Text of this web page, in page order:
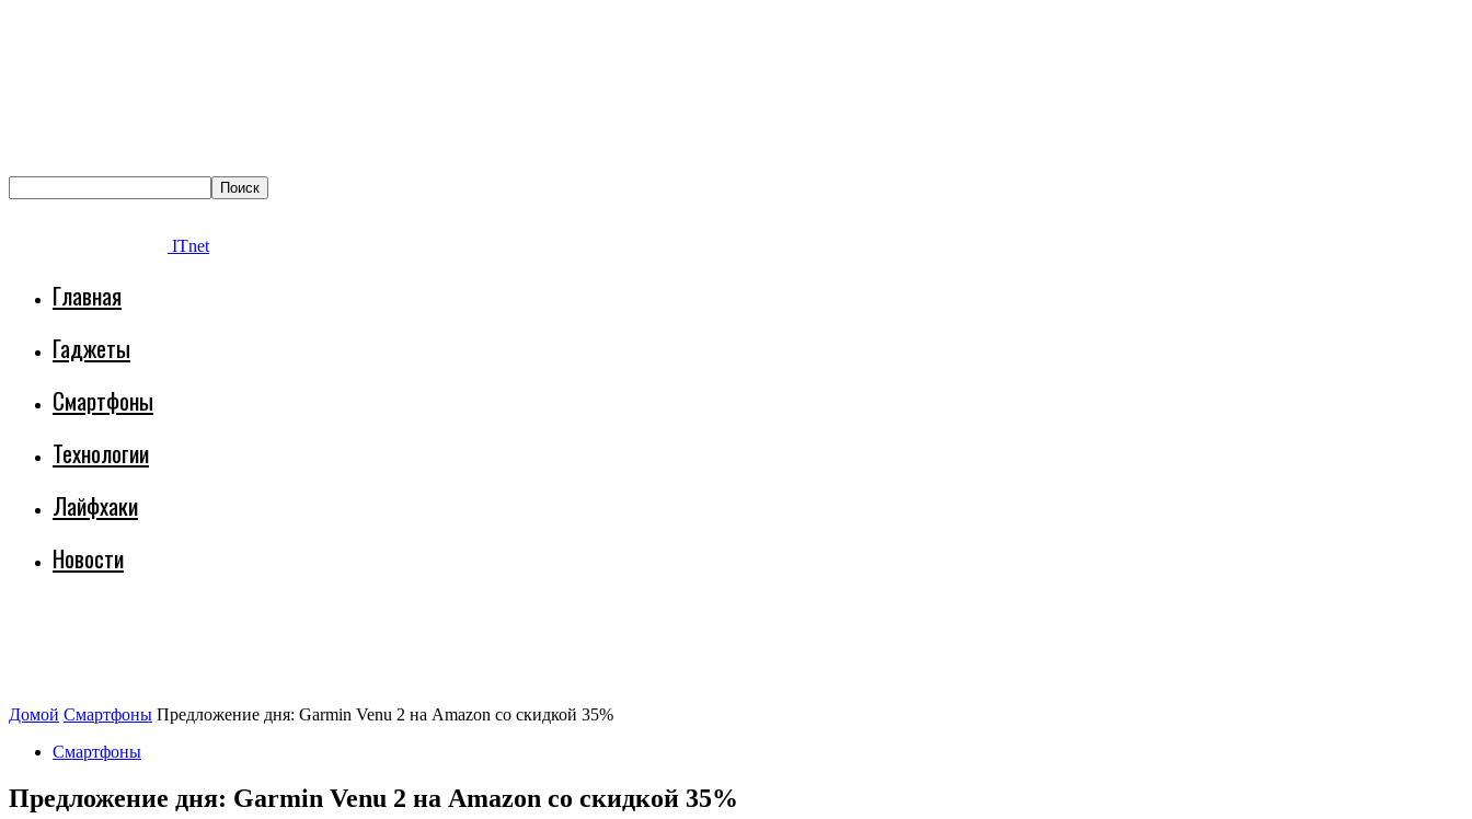
ITnet
Главная
Гаджеты
Смартфоны
Технологии
Лайфхаки
Новости
Домой Смартфоны Предложение дня: Garmin Venu 2 на Amazon со скидкой 35%
Смартфоны
Предложение дня: Garmin Venu 2 на Amazon со скидкой 35%